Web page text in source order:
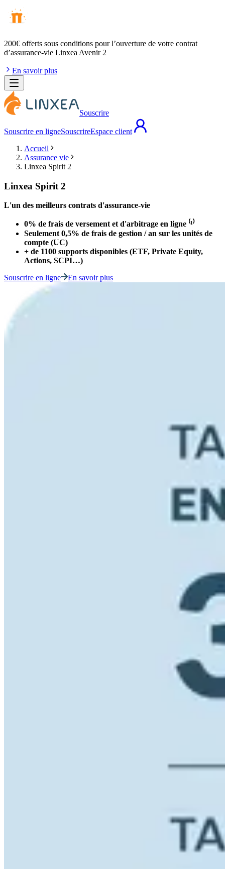
200€ offerts sous conditions pour l’ouverture de votre contrat
d’assurance-vie Linxea Avenir 2
En savoir plus
Souscrire
Souscrire en ligneSouscrireEspace client
Accueil
Assurance vie
Linxea Spirit 2
Linxea Spirit 2
L'un des meilleurs contrats d'assurance-vie
0% de frais de versement et d'arbitrage en ligne ⁽¹⁾
Seulement 0,5% de frais de gestion / an sur les unités de
compte (UC)
+ de 1100 supports disponibles (ETF, Private Equity,
Actions, SCPI…)
Souscrire en ligne
En savoir plus